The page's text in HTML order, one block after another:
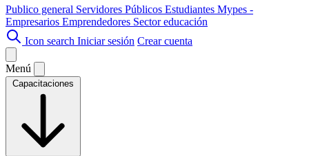
Publico general Servidores Públicos Estudiantes Mypes -
Empresarios Emprendedores Sector educación
Icon search Iniciar sesión Crear cuenta
Menú
Capacitaciones